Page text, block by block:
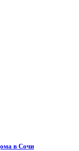
в Сочи